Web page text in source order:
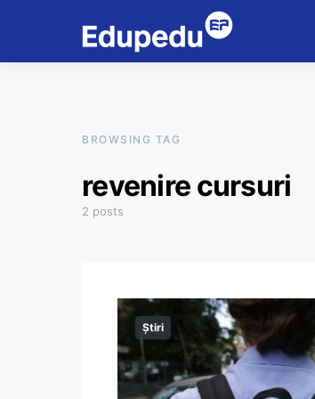
BROWSING TAG
revenire cursuri
2 posts
Știri